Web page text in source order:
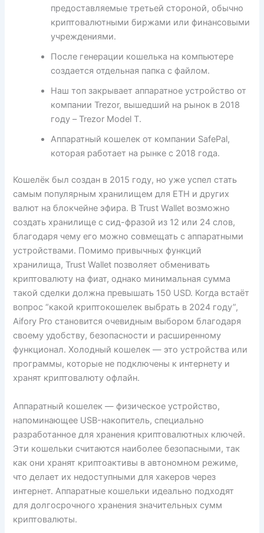
предоставляемые третьей стороной, обычно
криптовалютными биржами или финансовыми
учреждениями.
После генерации кошелька на компьютере
создается отдельная папка с файлом.
Наш топ закрывает аппаратное устройство от
компании Trezor, вышедший на рынок в 2018
году – Trezor Model T.
Аппаратный кошелек от компании SafePal,
которая работает на рынке с 2018 года.
Кошелёк был создан в 2015 году, но уже успел стать
самым популярным хранилищем для ETH и других
валют на блокчейне эфира. В Trust Wallet возможно
создать хранилище с сид-фразой из 12 или 24 слов,
благодаря чему его можно совмещать с аппаратными
устройствами. Помимо привычных функций
хранилища, Trust Wallet позволяет обменивать
криптовалюту на фиат, однако минимальная сумма
такой сделки должна превышать 150 USD. Когда встаёт
вопрос “какой криптокошелек выбрать в 2024 году”,
Aifory Pro становится очевидным выбором благодаря
своему удобству, безопасности и расширенному
функционал. Холодный кошелек — это устройства или
программы, которые не подключены к интернету и
хранят криптовалюту офлайн.
Аппаратный кошелек — физическое устройство,
напоминающее USB-накопитель, специально
разработанное для хранения криптовалютных ключей.
Эти кошельки считаются наиболее безопасными, так
как они хранят криптоактивы в автономном режиме,
что делает их недоступными для хакеров через
интернет. Аппаратные кошельки идеально подходят
для долгосрочного хранения значительных сумм
криптовалюты.